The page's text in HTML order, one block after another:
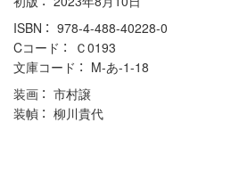
ISBN
978-4-488-40228-0
Cコード
Ｃ0193
文庫コード
M-あ-1-18
装画
市村譲
装幀
柳川貴代